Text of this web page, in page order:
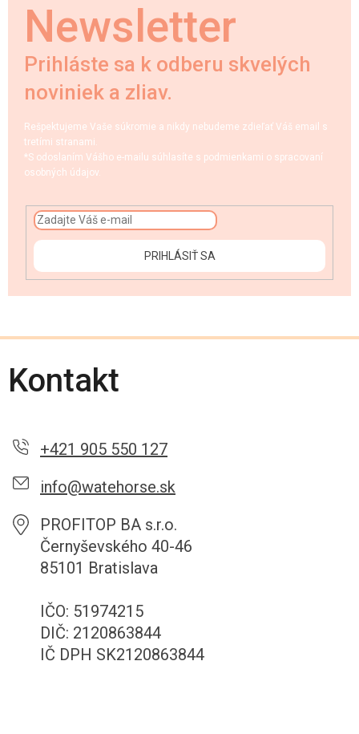
Newsletter
Prihláste sa k odberu skvelých
noviniek a zliav.
Rešpektujeme Vaše súkromie a nikdy nebudeme zdieľať Váš email s
tretími stranami.
*S odoslaním Vášho e-mailu súhlasíte s podmienkami o spracovaní
osobných údajov.
PRIHLÁSIŤ SA
Kontakt
+421 905 550 127
info@watehorse.sk
PROFITOP BA s.r.o.
Černyševského 40-46
85101 Bratislava
IČO: 51974215
DIČ: 2120863844
IČ DPH SK2120863844